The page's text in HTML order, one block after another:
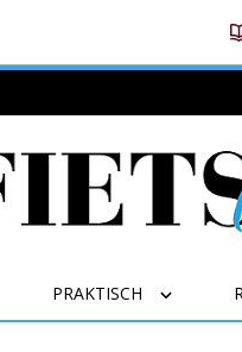
PRAKTISCH